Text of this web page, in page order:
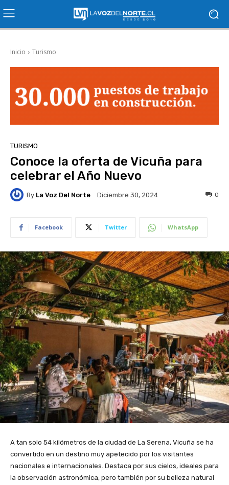
Inicio Turismo
TURISMO
Conoce la oferta de Vicuña para
celebrar el Año Nuevo
By La Voz Del Norte Diciembre 30, 2024 0
Facebook Twitter WhatsApp
A tan solo 54 kilómetros de la ciudad de La Serena, Vicuña se ha
convertido en un destino muy apetecido por los visitantes
nacionales e internacionales. Destaca por sus cielos, ideales para
la observación astronómica, pero también por su belleza natural